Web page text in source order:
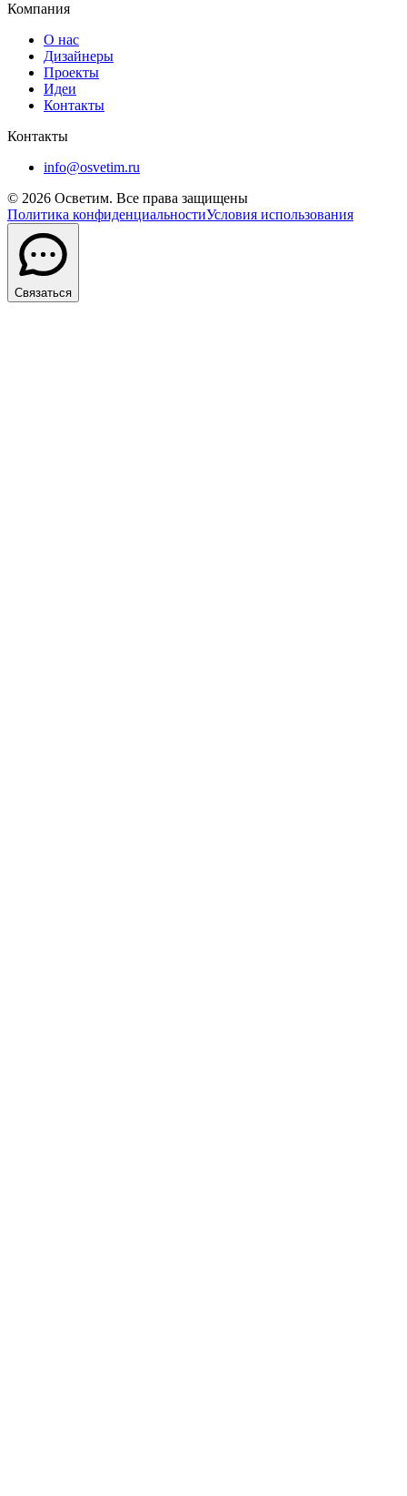
Компания
О нас
Дизайнеры
Проекты
Идеи
Контакты
Контакты
info@osvetim.ru
© 2026 Осветим. Все права защищены
Политика конфиденциальностиУсловия использования
Связаться